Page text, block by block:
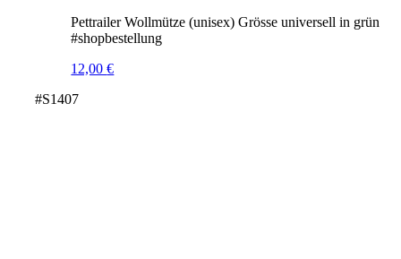
Pettrailer Wollmütze (unisex) Grösse universell in grün
#shopbestellung
12,00€
#S1407